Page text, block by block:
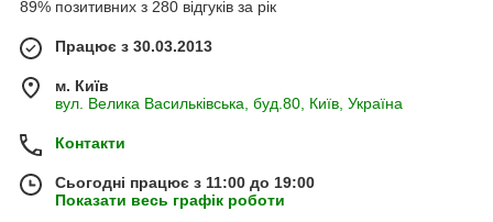
89% позитивних з 280 відгуків за рік
Працює з 30.03.2013
м. Київ
вул. Велика Васильківська, буд.80, Київ, Україна
Контакти
Сьогодні працює з 11:00 до 19:00
Показати весь графік роботи